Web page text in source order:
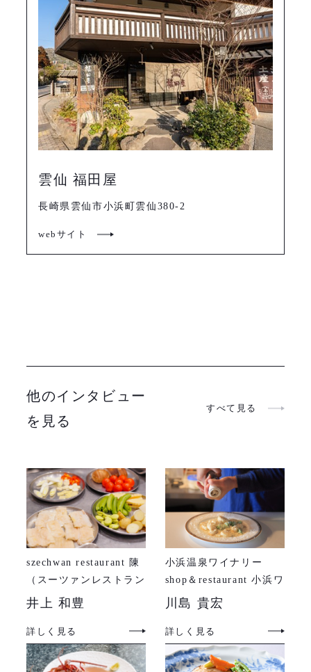
雲仙 福田屋
長崎県雲仙市小浜町雲仙380-2
webサイト
他のインタビュー
を見る
すべて見る
szechwan restaurant 陳
（スーツァンレストラン
チン）
井上 和豊
詳しく見る
小浜温泉ワイナリー
shop＆restaurant 小浜ワ
イン食堂
川島 貴宏
詳しく見る